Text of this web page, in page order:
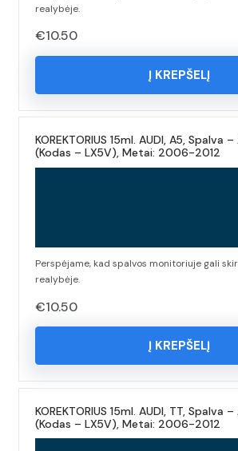
realybėje.
€10.50
Į KREPŠELĮ
KOREKTORIUS 15ml. AUDI, A5, Spalva –
(Kodas – LX5V), Metai: 2006-2012
Perspėjame, kad spalvos monitoriuje gali
realybėje.
€10.50
Į KREPŠELĮ
KOREKTORIUS 15ml. AUDI, TT, Spalva –
(Kodas – LX5V), Metai: 2006-2012